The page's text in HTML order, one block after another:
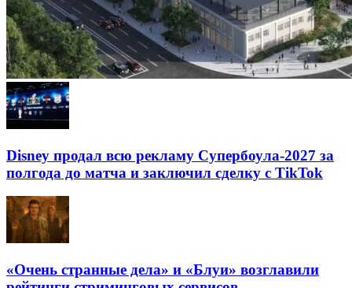
Disney продал всю рекламу Супербоула-2027 за
полгода до матча и заключил сделку с TikTok
«Очень странные дела» и «Блуи» возглавили